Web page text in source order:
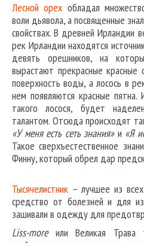
Лесной орех обладал
воли дьявола, а посвященные
свойствах. В древней Ирландии
рек Ирландии находятся
девять орешников, на
вырастают прекрасные
поверхность воды, а лосось в
нем появляются красные
такого лосося, будет
талантом. Отсюда происходят
«У меня есть сеть знания»и «Я
Такое сверхъестественное
Финну, который обрел дар
Тысячелистник – лучшее из
средство от болезней и для
зашивали в одежду для
Liss-moreили Великая Трава